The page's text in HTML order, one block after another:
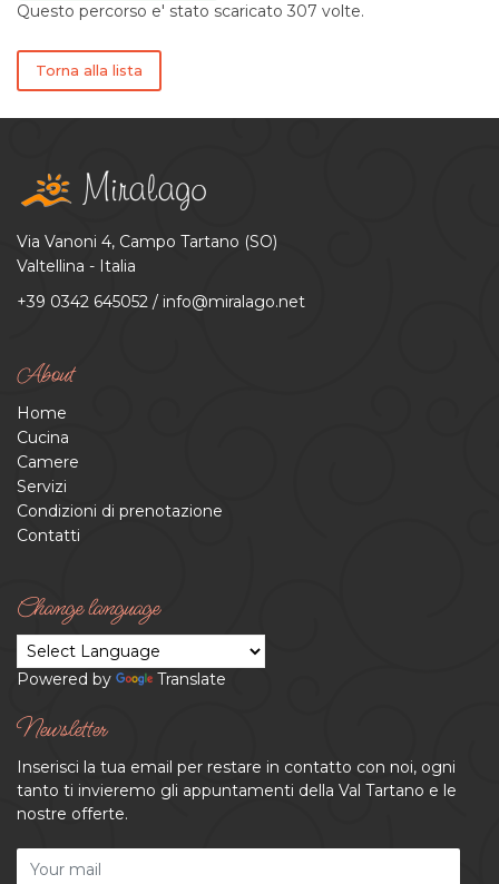
Questo percorso e' stato scaricato 307 volte.
Torna alla lista
Via Vanoni 4, Campo Tartano (SO)
Valtellina - Italia
+39 0342 645052 / info@miralago.net
About
Home
Cucina
Camere
Servizi
Condizioni di prenotazione
Contatti
Change language
Powered by Translate
Newsletter
Inserisci la tua email per restare in contatto con noi, ogni
tanto ti invieremo gli appuntamenti della Val Tartano e le
nostre offerte.